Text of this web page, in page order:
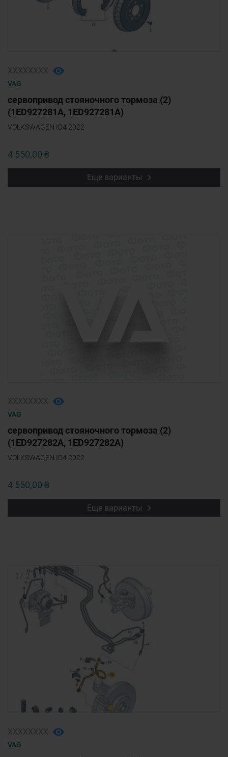
VAG
сервопривод стояночного тормоза (2)
(1ED927281A, 1ED927281A)
VOLKSWAGEN ID4 2022
4 550,00 ₴
Еще варианты
VAG
сервопривод стояночного тормоза (2)
(1ED927282A, 1ED927282A)
VOLKSWAGEN ID4 2022
4 550,00 ₴
Еще варианты
VAG